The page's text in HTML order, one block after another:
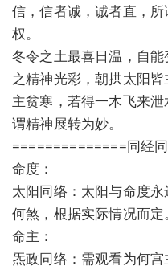
信，信者诚，诚者直，
权。
冬令之土最喜日温，自
之精神光彩，朝拱太阳
主贫寒，若得一木飞来
谓精神展转为妙。
==============同经
命度：
太阳同络：太阳与命度
何煞，根据实际情况而定。
命主：
炁政同络：需观看为何